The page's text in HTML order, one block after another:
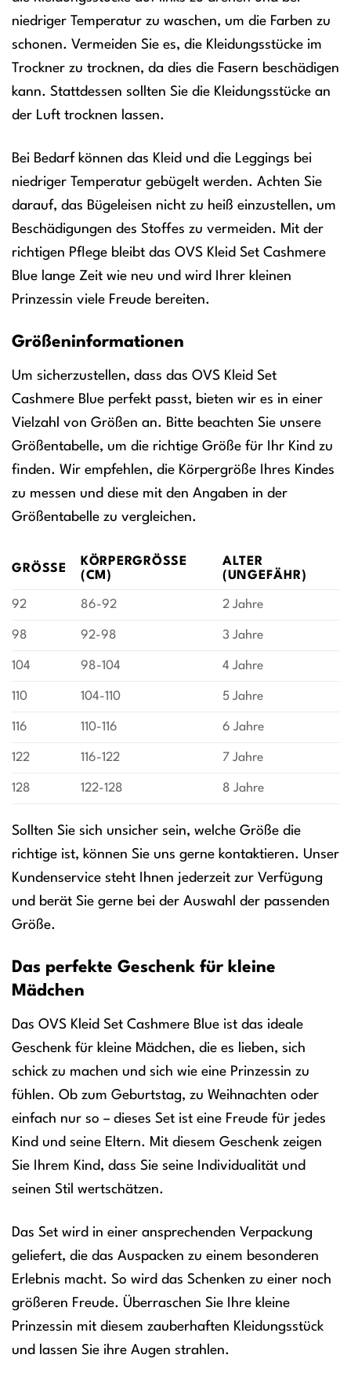
niedriger Temperatur zu waschen, um die Farben zu
schonen. Vermeiden Sie es, die Kleidungsstücke im
Trockner zu trocknen, da dies die Fasern beschädigen
kann. Stattdessen sollten Sie die Kleidungsstücke an
der Luft trocknen lassen.
Bei Bedarf können das Kleid und die Leggings bei
niedriger Temperatur gebügelt werden. Achten Sie
darauf, das Bügeleisen nicht zu heiß einzustellen, um
Beschädigungen des Stoffes zu vermeiden. Mit der
richtigen Pflege bleibt das OVS Kleid Set Cashmere
Blue lange Zeit wie neu und wird Ihrer kleinen
Prinzessin viele Freude bereiten.
Größeninformationen
Um sicherzustellen, dass das OVS Kleid Set
Cashmere Blue perfekt passt, bieten wir es in einer
Vielzahl von Größen an. Bitte beachten Sie unsere
Größentabelle, um die richtige Größe für Ihr Kind zu
finden. Wir empfehlen, die Körpergröße Ihres Kindes
zu messen und diese mit den Angaben in der
Größentabelle zu vergleichen.
GRÖSSE
KÖRPERGRÖSSE (
CM)
ALTER
(UNGEFÄHR)
92 86-92 2 Jahre
98 92-98 3 Jahre
104 98-104 4 Jahre
110 104-110 5 Jahre
116 110-116 6 Jahre
122 116-122 7 Jahre
128 122-128 8 Jahre
Sollten Sie sich unsicher sein, welche Größe die
richtige ist, können Sie uns gerne kontaktieren. Unser
Kundenservice steht Ihnen jederzeit zur Verfügung
und berät Sie gerne bei der Auswahl der passenden
Größe.
Das perfekte Geschenk für kleine
Mädchen
Das OVS Kleid Set Cashmere Blue ist das ideale
Geschenk für kleine Mädchen, die es lieben, sich
schick zu machen und sich wie eine Prinzessin zu
fühlen. Ob zum Geburtstag, zu Weihnachten oder
einfach nur so – dieses Set ist eine Freude für jedes
Kind und seine Eltern. Mit diesem Geschenk zeigen
Sie Ihrem Kind, dass Sie seine Individualität und
seinen Stil wertschätzen.
Das Set wird in einer ansprechenden Verpackung
geliefert, die das Auspacken zu einem besonderen
Erlebnis macht. So wird das Schenken zu einer noch
größeren Freude. Überraschen Sie Ihre kleine
Prinzessin mit diesem zauberhaften Kleidungsstück
und lassen Sie ihre Augen strahlen.